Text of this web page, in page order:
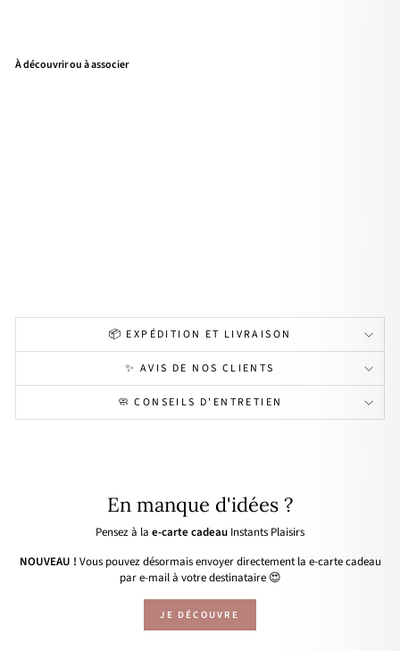
À découvrir ou à associer
📦 EXPÉDITION ET LIVRAISON
✨ AVIS DE NOS CLIENTS
🧼 CONSEILS D'ENTRETIEN
En manque d'idées ?
Pensez à la e-carte cadeau Instants Plaisirs
NOUVEAU ! Vous pouvez désormais envoyer directement la e-carte cadeau
par e-mail à votre destinataire 😍
JE DÉCOUVRE